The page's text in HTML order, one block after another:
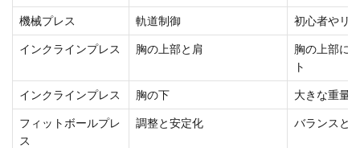
機械プレス 軌道制御 初心者やリ
インクラインプレス 胸の上部と肩
胸の上部に
ト
インクラインプレス 胸の下 大きな重量
フィットボールプレ
ス
調整と安定化 バランスと